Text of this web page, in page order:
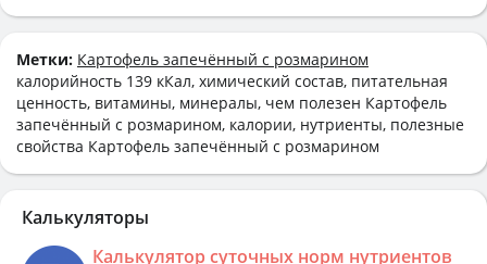
Метки: Картофель запечённый с розмарином
калорийность 139 кКал, химический состав, питательная
ценность, витамины, минералы, чем полезен Картофель
запечённый с розмарином, калории, нутриенты, полезные
свойства Картофель запечённый с розмарином
Калькуляторы
Калькулятор суточных норм нутриентов